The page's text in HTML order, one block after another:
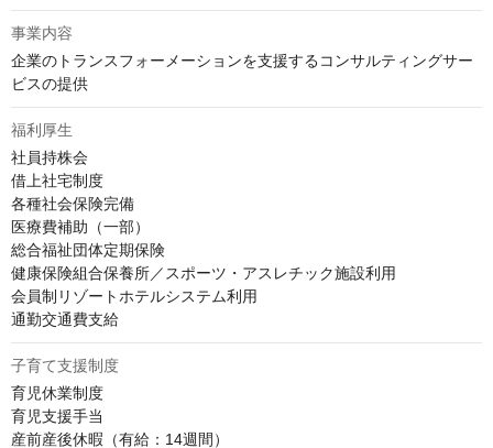
事業内容
企業のトランスフォーメーションを支援するコンサルティングサー
ビスの提供
福利厚生
社員持株会
借上社宅制度
各種社会保険完備
医療費補助（一部）
総合福祉団体定期保険
健康保険組合保養所／スポーツ・アスレチック施設利用
会員制リゾートホテルシステム利用
通勤交通費支給
子育て支援制度
育児休業制度
育児支援手当
産前産後休暇（有給：14週間）